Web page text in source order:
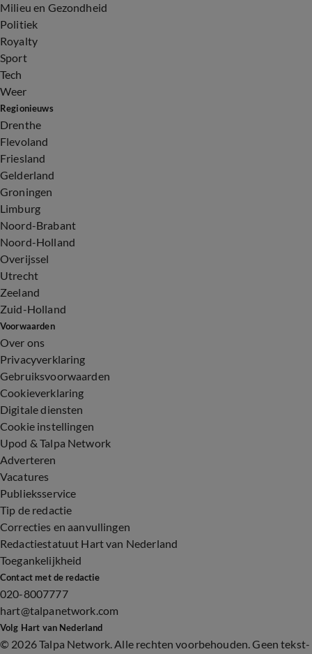
Milieu en Gezondheid
Politiek
Royalty
Sport
Tech
Weer
Regionieuws
Drenthe
Flevoland
Friesland
Gelderland
Groningen
Limburg
Noord-Brabant
Noord-Holland
Overijssel
Utrecht
Zeeland
Zuid-Holland
Voorwaarden
Over ons
Privacyverklaring
Gebruiksvoorwaarden
Cookieverklaring
Digitale diensten
Cookie instellingen
Upod & Talpa Network
Adverteren
Vacatures
Publieksservice
Tip de redactie
Correcties en aanvullingen
Redactiestatuut Hart van Nederland
Toegankelijkheid
Contact met de redactie
020-8007777
hart@talpanetwork.com
Volg Hart van Nederland
© 2026 Talpa Network. Alle rechten voorbehouden. Geen tekst-